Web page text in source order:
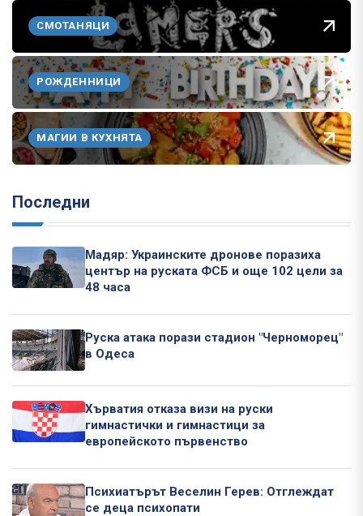
СМОТАНЯЦИ
РОЖДЕННИЦИ
МАГИИ В КУХНЯТА
Последни
Мадяр: Украинските дронове поразиха
център на руската ФСБ и още 102 цели за
48 часа
Руска атака порази стадион "Черноморец"
в Одеса
Хърватия отказа визи на руски
гимнастички и гимнастици за
европейското първенство
Психиатърът Веселин Герев: Отглеждат
се деца психопати